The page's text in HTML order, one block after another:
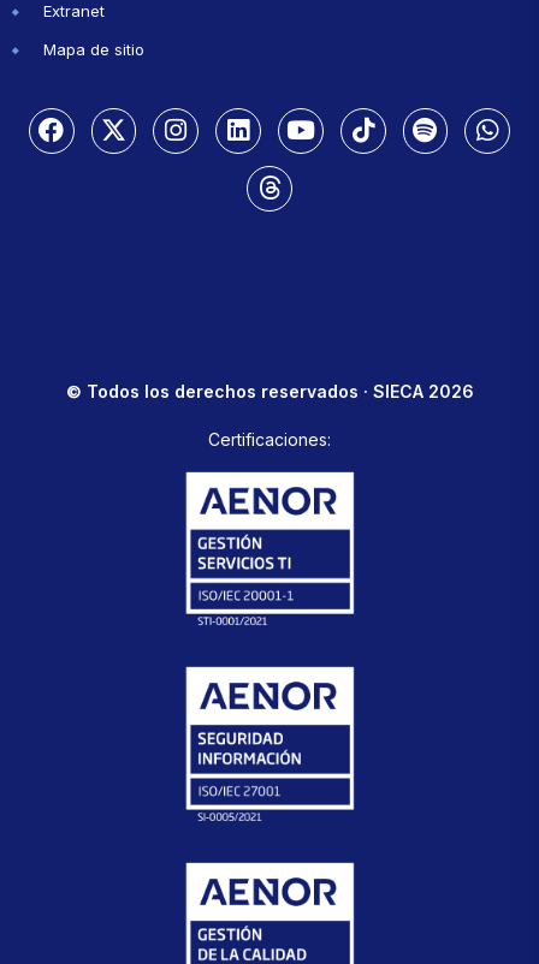
Extranet
Mapa de sitio
© Todos los derechos reservados · SIECA 2026
Certificaciones: